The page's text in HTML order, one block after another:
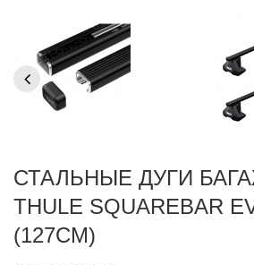
СТАЛЬНЫЕ ДУГИ
THULE SQUAREBAR
(127СМ)